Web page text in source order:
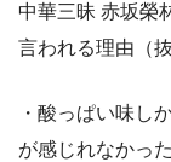
中華三昧 赤坂榮
言われる理由（抜
・酸っぱい味し
が感じれなかっ